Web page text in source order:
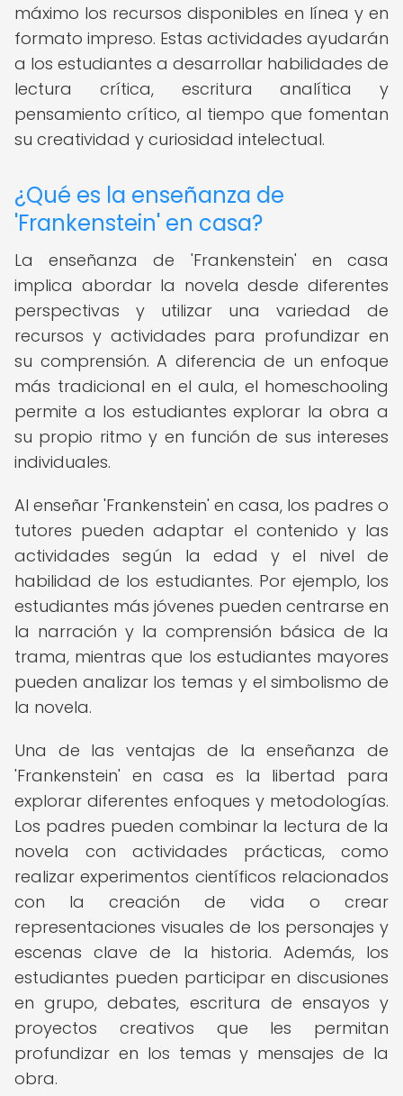
máximo los recursos disponibles en línea y en
formato impreso. Estas actividades ayudarán
a los estudiantes a desarrollar habilidades de
lectura crítica, escritura analítica y
pensamiento crítico, al tiempo que fomentan
su creatividad y curiosidad intelectual.
¿Qué es la enseñanza de
'Frankenstein' en casa?
La enseñanza de 'Frankenstein' en casa
implica abordar la novela desde diferentes
perspectivas y utilizar una variedad de
recursos y actividades para profundizar en
su comprensión. A diferencia de un enfoque
más tradicional en el aula, el homeschooling
permite a los estudiantes explorar la obra a
su propio ritmo y en función de sus intereses
individuales.
Al enseñar 'Frankenstein' en casa, los padres o
tutores pueden adaptar el contenido y las
actividades según la edad y el nivel de
habilidad de los estudiantes. Por ejemplo, los
estudiantes más jóvenes pueden centrarse en
la narración y la comprensión básica de la
trama, mientras que los estudiantes mayores
pueden analizar los temas y el simbolismo de
la novela.
Una de las ventajas de la enseñanza de
'Frankenstein' en casa es la libertad para
explorar diferentes enfoques y metodologías.
Los padres pueden combinar la lectura de la
novela con actividades prácticas, como
realizar experimentos científicos relacionados
con la creación de vida o crear
representaciones visuales de los personajes y
escenas clave de la historia. Además, los
estudiantes pueden participar en discusiones
en grupo, debates, escritura de ensayos y
proyectos creativos que les permitan
profundizar en los temas y mensajes de la
obra.